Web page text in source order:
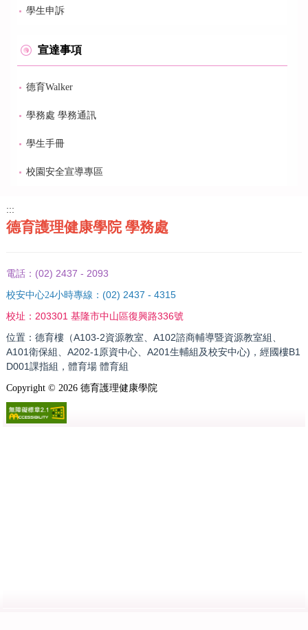
學生申訴
宣達事項
德育Walker
學務處 學務通訊
學生手冊
校園安全宣導專區
:::
德育護理健康學院 學務處
電話： (02) 2437 - 2093
校安中心24小時專線： (02) 2437 - 4315
校址： 203301 基隆市中山區復興路336號
位置：德育樓（A103-2資源教室、A102諮商輔導暨資源教室組、
A101衛保組、A202-1原資中心、A201生輔組及校安中心)，經國樓B1
D001課指組，體育場 體育組
Copyright © 2026德育護理健康學院